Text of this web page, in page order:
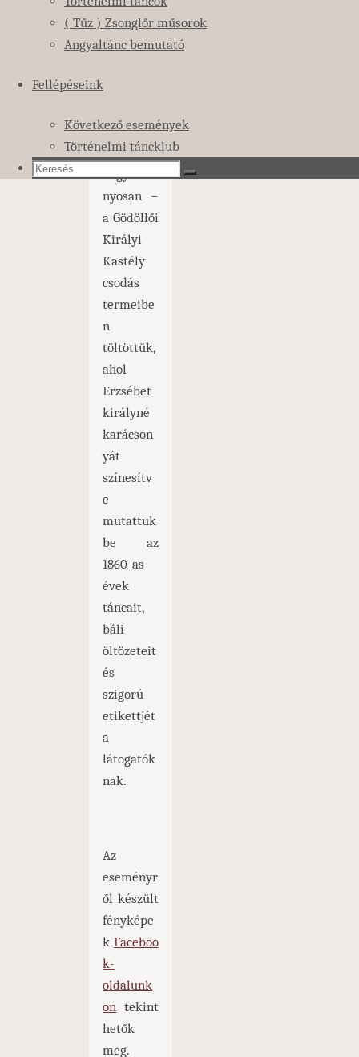
( Tűz ) Zsonglőr műsorok
Angyaltánc bemutató
Fellépéseink
Következő események
Történelmi táncklub
Keresés:
Keresés
2024.
r 28-át –
immár
hagyomá
nyosan –
a Gödöllői
Királyi
Kastély
csodás
termeibe
n
töltöttük,
ahol
Erzsébet
királyné
karácson
yát
színesítv
e
mutattuk
be az
1860-as
évek
táncait,
báli
öltözeteit
és
szigorú
etikettjét
a
látogatók
nak.
Az
eseményr
ől készült
fényképe
k Faceboo
k-
oldalunk
on tekint
hetők
meg.